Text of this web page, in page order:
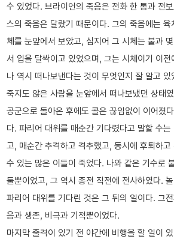
수 있었다. 브라이언의 죽음은 전화 한 통과 전
스의 죽음은 달랐기 때문이다. 그의 죽음에는 육
체를 눈앞에서 보았고, 심지어 그 시체는 불과
서 입을 달싹이고 있었으며, 그는 시체이기 이
나 역시 떠나보낸다는 것이 무엇인지 잘 알고 있
죽지도 않은 사람을 눈앞에서 떠나보냈던 상태
공군으로 돌아온 후에도 콜은 끊임없이 이어졌
다. 파리어 대위를 매순간 기다렸다고 말할 수
고, 매순간 추격하고 격추했고, 동시에 후퇴하
수 있는 많은 이들이 죽었다. 나와 같은 기수로
둘뿐이었고, 그 역시 종전 직전에 전사하였다.
파리어 대위를 기다린 것은 그 뒤의 일이다. 그
음과 생존, 비극과 기적뿐이었다.
마지막 출격이 있기 전 야간에 비행을 할 일이